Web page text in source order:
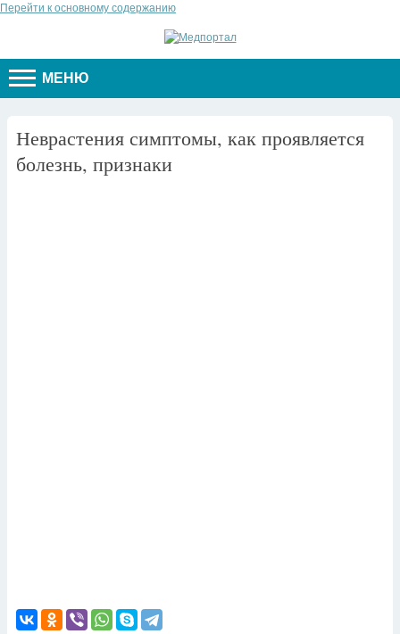
Перейти к основному содержанию
МЕНЮ
Неврастения симптомы, как проявляется
болезнь, признаки